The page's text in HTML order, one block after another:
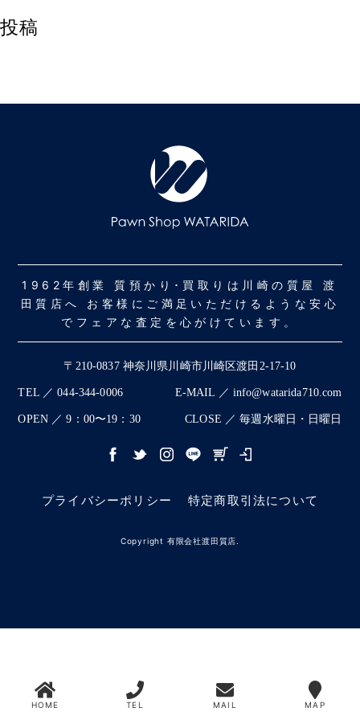
投稿
1962年創業 質預かり･買取りは川崎の質屋 渡
田質店へ お客様にご満足いただけるような安心
でフェアな査定を心がけています。
〒210-0837 神奈川県川崎市川崎区渡田2-17-10
TEL ／ 044-344-0006 E-MAIL ／ info@watarida710.com
OPEN ／ 9：00〜19：30 CLOSE ／ 毎週水曜日・日曜日
プライバシーポリシー 特定商取引法について
Copyright 有限会社渡田質店.
HOME TEL MAIL MAP